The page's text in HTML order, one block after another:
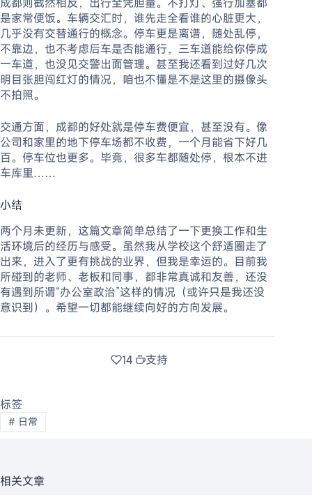
是家常便饭。车辆交汇时，谁先走全看谁的心脏更大，
几乎没有交替通行的概念。停车更是离谱，随处乱停，
不靠边，也不考虑后车是否能通行，三车道能给你停成
一车道，也没见交警出面管理。甚至我还看到过好几次
明目张胆闯红灯的情况，咱也不懂是不是这里的摄像头
不拍照。
交通方面，成都的好处就是停车费便宜，甚至没有。像
公司和家里的地下停车场都不收费，一个月能省下好几
百。停车位也更多。毕竟，很多车都随处停，根本不进
车库里……
小结
两个月未更新，这篇文章简单总结了一下更换工作和生
活环境后的经历与感受。虽然我从学校这个舒适圈走了
出来，进入了更有挑战的业界，但我是幸运的。目前我
所碰到的老师、老板和同事，都非常真诚和友善，还没
有遇到所谓“办公室政治”这样的情况（或许只是我还没
意识到）。希望一切都能继续向好的方向发展。
14 支持
标签
# 日常
相关文章